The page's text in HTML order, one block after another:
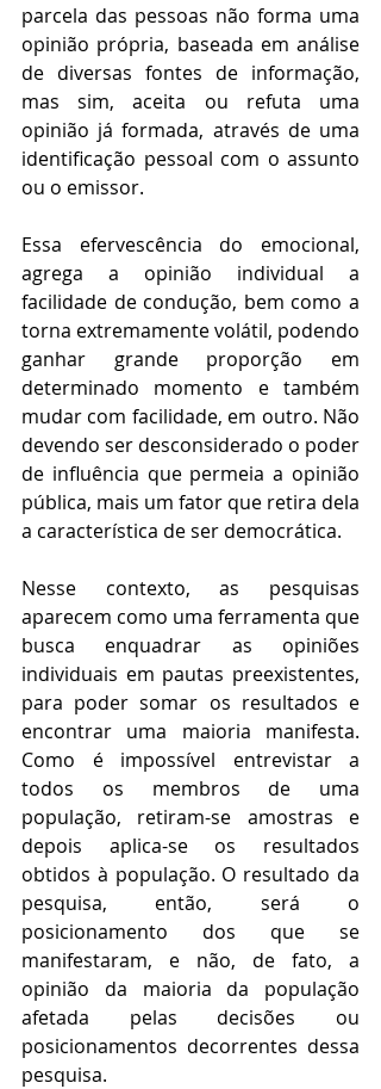
parcela das pessoas não forma uma
opinião própria, baseada em análise
de diversas fontes de informação,
mas sim, aceita ou refuta uma
opinião já formada, através de uma
identificação pessoal com o assunto
ou o emissor.
Essa efervescência do emocional,
agrega a opinião individual a
facilidade de condução, bem como a
torna extremamente volátil, podendo
ganhar grande proporção em
determinado momento e também
mudar com facilidade, em outro. Não
devendo ser desconsiderado o poder
de influência que permeia a opinião
pública, mais um fator que retira dela
a característica de ser democrática.
Nesse contexto, as pesquisas
aparecem como uma ferramenta que
busca enquadrar as opiniões
individuais em pautas preexistentes,
para poder somar os resultados e
encontrar uma maioria manifesta.
Como é impossível entrevistar a
todos os membros de uma
população, retiram-se amostras e
depois aplica-se os resultados
obtidos à população. O resultado da
pesquisa, então, será o
posicionamento dos que se
manifestaram, e não, de fato, a
opinião da maioria da população
afetada pelas decisões ou
posicionamentos decorrentes dessa
pesquisa.